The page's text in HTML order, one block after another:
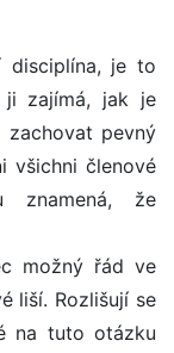
disciplína, je to
zajímá, jak je
zachovat pevný
všichni členové
znamená, že
možný řád ve
liší. Rozlišují se
na tuto otázku